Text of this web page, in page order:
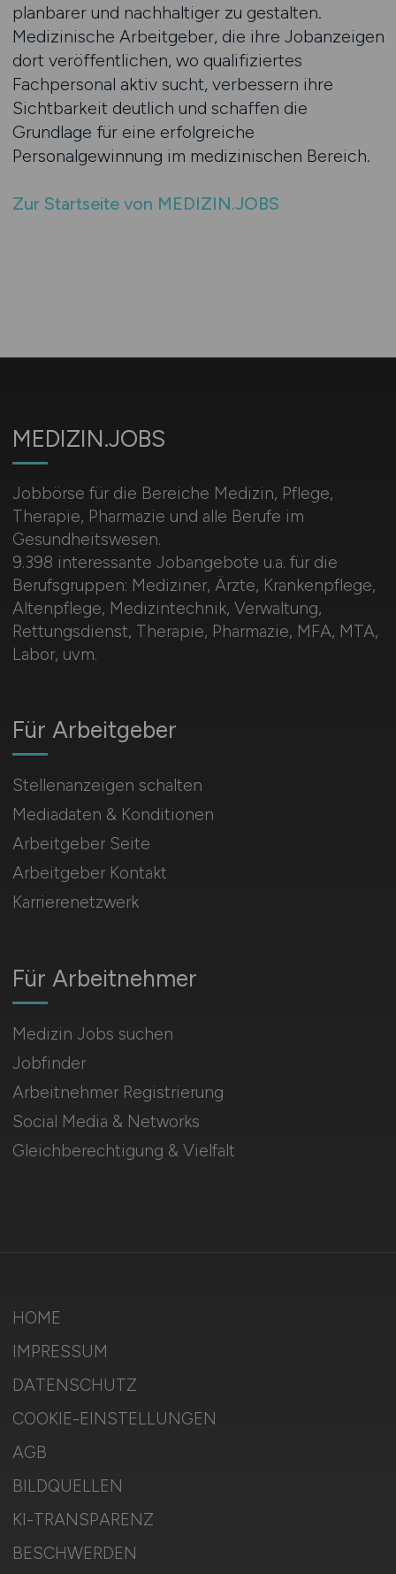
planbarer und nachhaltiger zu gestalten.
Medizinische Arbeitgeber, die ihre Jobanzeigen
dort veröffentlichen, wo qualifiziertes
Fachpersonal aktiv sucht, verbessern ihre
Sichtbarkeit deutlich und schaffen die
Grundlage für eine erfolgreiche
Personalgewinnung im medizinischen Bereich.
Zur Startseite von MEDIZIN.JOBS
MEDIZIN.JOBS
Jobbörse für die Bereiche Medizin, Pflege,
Therapie, Pharmazie und alle Berufe im
Gesundheitswesen.
9.398 interessante Jobangebote u.a. für die
Berufsgruppen: Mediziner, Ärzte, Krankenpflege,
Altenpflege, Medizintechnik, Verwaltung,
Rettungsdienst, Therapie, Pharmazie, MFA, MTA,
Labor, uvm.
Für Arbeitnehmer
Medizin Jobs suchen
Jobfinder
Arbeitnehmer Registrierung
Social Media & Networks
Gleichberechtigung & Vielfalt
Für Arbeitgeber
Stellenanzeigen schalten
Mediadaten & Konditionen
Arbeitgeber Seite
Arbeitgeber Kontakt
Karrierenetzwerk
HOME
IMPRESSUM
DATENSCHUTZ
COOKIE-EINSTELLUNGEN
AGB
BILDQUELLEN
KI-TRANSPARENZ
BESCHWERDEN